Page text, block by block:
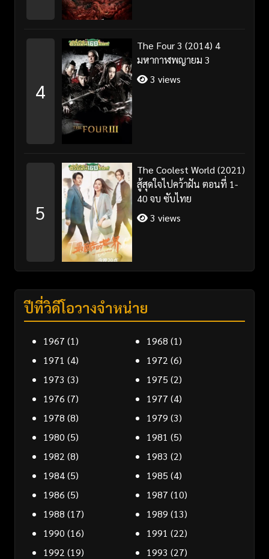
4
The Four 3 (2014) 4
มหากาฬพญายม 3
3 views
5
The Coolest World (2021)
สู้สุดใจไปคว้าฝัน ตอนที่ 1-
40 จบ ซับไทย
3 views
ปีที่วิดีโอวางจำหน่าย
1967 (1) 1968 (1)
1971 (4) 1972 (6)
1973 (3) 1975 (2)
1976 (7) 1977 (4)
1978 (8) 1979 (3)
1980 (5) 1981 (5)
1982 (8) 1983 (2)
1984(5) 1985 (4)
1986 (5) 1987 (10)
1988 (17) 1989 (13)
1990 (16) 1991 (22)
1992 (19) 1993 (27)